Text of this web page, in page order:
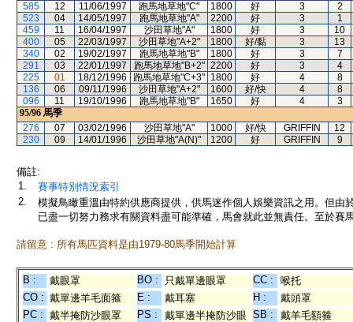
585
12 11/06/1997 跑馬地草地"C" 1800 好 3
2
523
04 14/05/1997 跑馬地草地"A" 2200 好 3
1
459
11 16/04/1997 沙田草地"A" 1800 好 3
10
400
05 22/03/1997 沙田草地"A+2" 1800 好/黏 3
13
340
02 19/02/1997 跑馬地草地"B" 1800 好 3
7
291
03 22/01/1997 跑馬地草地"B+2" 2200 好 3
4
225
01 18/12/1996 跑馬地草地"C+3" 1800 好 4
8
136
06 09/11/1996 沙田草地"A+2" 1600 好/快 4
8
096
11 19/10/1996 跑馬地草地"B" 1650 好 4
3
95/96 馬季
276
07 03/02/1996 沙田草地"A" 1000 好/快 GRIFFIN
12
230
09 14/01/1996 沙田草地"A(N)" 1200 好 GRIFFIN 9
備註:
1.
賽事特別情況索引
2.
模擬鳥瞰重溫由特約供應商提供，供馬迷作個人娛樂資訊之用。但
已盡一切努力務求有關資料盡可能準確，馬會就此並無責任。至於賽
請留意 : 所有馬匹資料是由1979-80馬季開始計算
B : 戴眼罩 BO : 只戴單邊眼罩 CC :
喉托
CO : 戴單邊羊毛面箍 E : 戴耳塞 H :
戴頭罩
PC : 戴半掩防沙眼罩 PS :
戴單邊半掩防沙眼 SB : 戴羊毛額箍